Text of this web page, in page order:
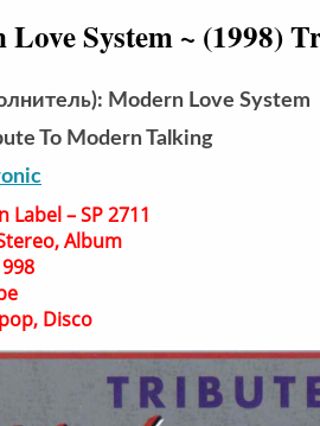
System ~ (1998)
Modern Love System
To Modern Talking
– SP 2711
Album
Disco